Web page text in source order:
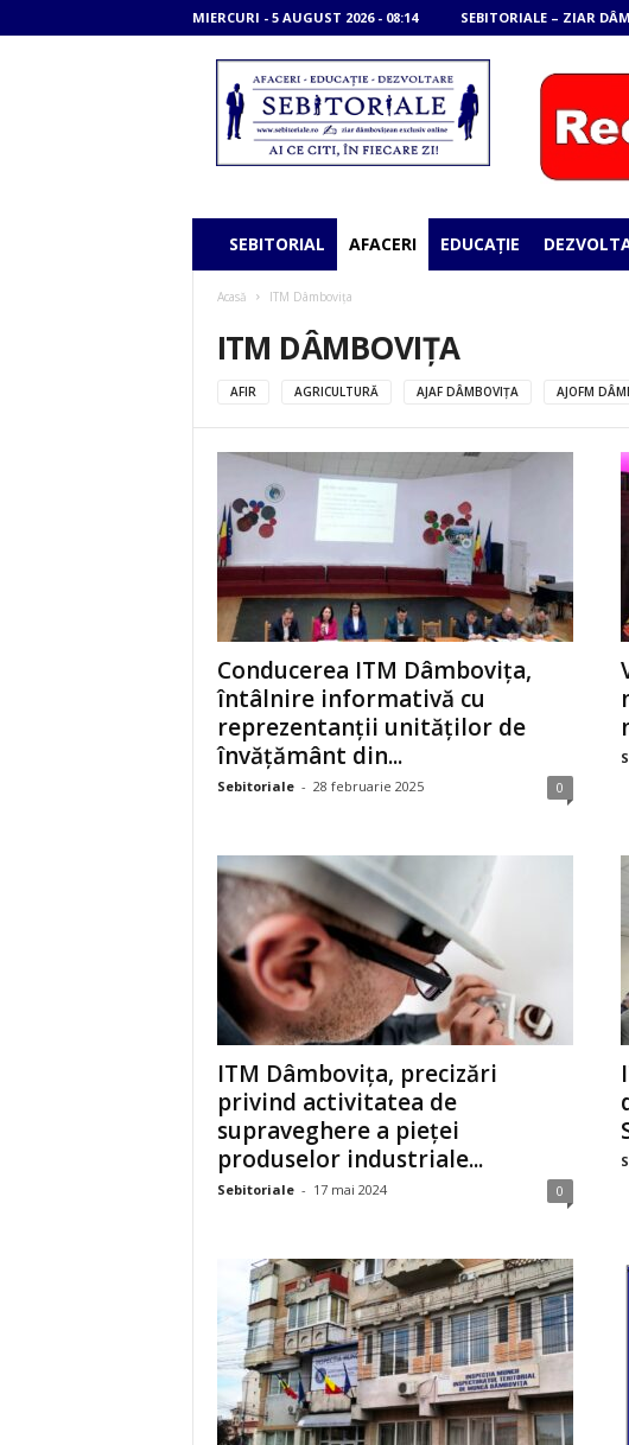
MIERCURI - 5 AUGUST 2026 - 08:14 SEBITORIALE – ZIAR
SEBITORIAL AFACERI EDUCAȚIE
Acasă ITM Dâmbovița
ITM DÂMBOVIȚA
AFIR AGRICULTURĂ AJAF DÂMBOVIȚA AJOFM
Conducerea ITM Dâmbovița,
întâlnire informativă cu
reprezentanții unităților de
învățământ din...
Sebitoriale - 28 februarie 2025 0
ITM Dâmbovița, precizări
privind activitatea de
supraveghere a pieței
produselor industriale...
Sebitoriale - 17 mai 2024 0